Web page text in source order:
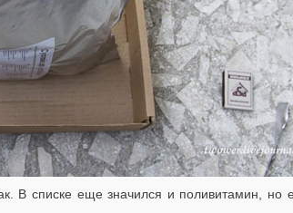
В списке еще значился и поливитамин, но